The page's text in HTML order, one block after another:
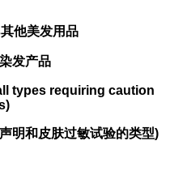
其他美发用品
染发产品
types requiring caution
明和皮肤过敏试验的类型)